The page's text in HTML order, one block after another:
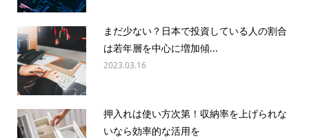
まだ少ない？日本で投資している人の割合
は若年層を中心に増加傾...
2023.03.16
押入れは使い方次第！収納率を上げられな
いなら効率的な活用を